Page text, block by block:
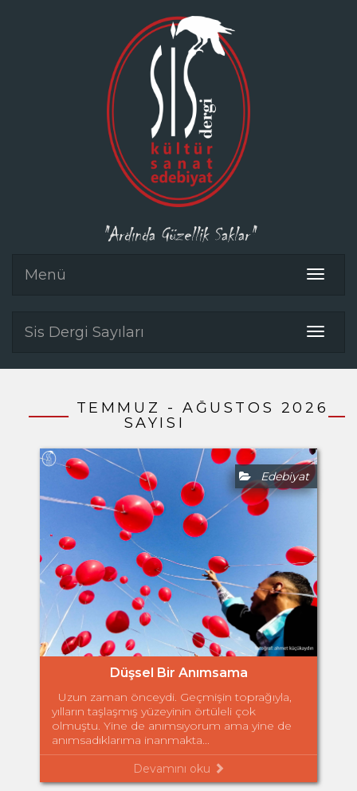
"Ardında Güzellik Saklar"
Toggle
Menü
Toggle
Sis Dergi Sayıları
TEMMUZ - AĞUSTOS 2026
SAYISI
Edebiyat
Düşsel Bir Anımsama
Uzun zaman önceydi. Geçmişin toprağıyla,
yılların taşlaşmış yüzeyinin örtüleli çok
olmuştu. Yine de anımsıyorum ama yine de
anımsadıklarıma inanmakta...
Devamını oku